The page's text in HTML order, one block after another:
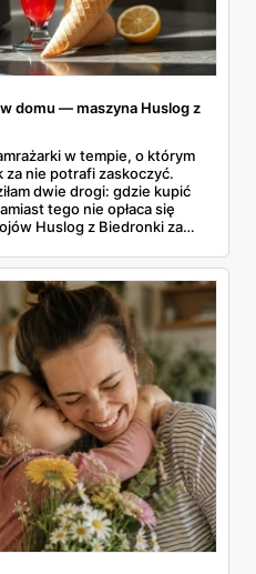
domu — maszyna Huslog z
w tempie, o którym
za nie potrafi zaskoczyć.
dwie drogi: gdzie kupić
tego nie opłaca się
Huslog z Biedronki za
po nie do sklepu.
naprawdę się to zwraca.